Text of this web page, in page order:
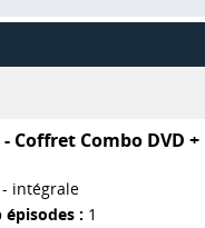
Coffret Combo DVD +
- intégrale
épisodes : 1